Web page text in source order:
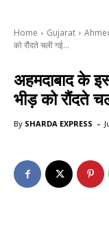
Home Gujarat
को रौंदते चली गई...
अहमदाबाद के
भीड़ को रौंदते
By SHARDA EXPRESS -